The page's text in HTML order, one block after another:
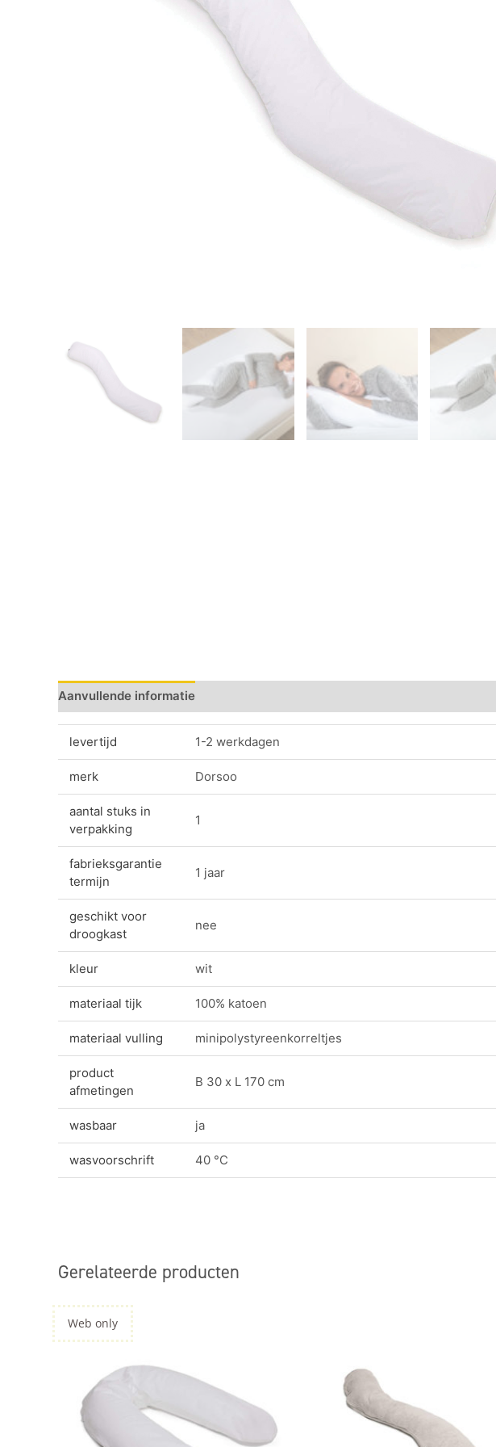
Aanvullende informatie
levertijd 1-2 werkdagen
merk Dorsoo
aantal stuks in
verpakking
1
fabrieksgarantie
termijn
1 jaar
geschikt voor
droogkast
nee
kleur wit
materiaal tijk 100% katoen
materiaal vulling minipolystyreenkorreltjes
product
afmetingen
B 30 x L 170 cm
wasbaar ja
wasvoorschrift 40 °C
Gerelateerde producten
Web only